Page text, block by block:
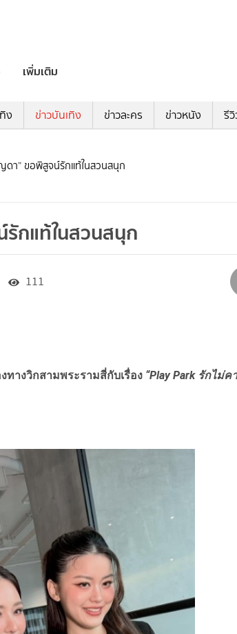
เพิ่มเติม
ง ข่าวบันเทิง ข่าวละคร ข่าวหนัง รี
ดา” ขอพิสูจน์รักแท้ในสวนสนุก
กแท้ในสวนสนุก
111
งวิกสามพระรามสี่กับเรื่อง “Play Park รักไม่ค